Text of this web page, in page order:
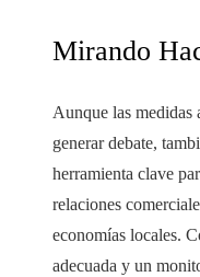
Mirando
Aunque las medidas
generar debate,
herramienta clave
relaciones
economías locales.
adecuada y un